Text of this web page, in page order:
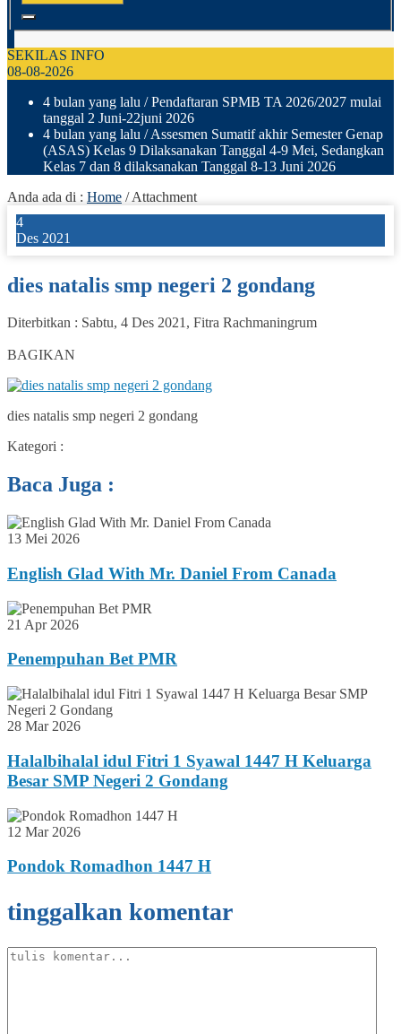
SEKILAS INFO
08-08-2026
4 bulan yang lalu / Pendaftaran SPMB TA 2026/2027 mulai
tanggal 2 Juni-22juni 2026
4 bulan yang lalu / Assesmen Sumatif akhir Semester Genap
(ASAS) Kelas 9 Dilaksanakan Tanggal 4-9 Mei, Sedangkan
Kelas 7 dan 8 dilaksanakan Tanggal 8-13 Juni 2026
Anda ada di : Home / Attachment
4
Des 2021
dies natalis smp negeri 2 gondang
Diterbitkan : Sabtu, 4 Des 2021, Fitra Rachmaningrum
BAGIKAN
dies natalis smp negeri 2 gondang
Kategori :
Baca Juga :
13 Mei 2026
English Glad With Mr. Daniel From Canada
21 Apr 2026
Penempuhan Bet PMR
28 Mar 2026
Halalbihalal idul Fitri 1 Syawal 1447 H Keluarga
Besar SMP Negeri 2 Gondang
12 Mar 2026
Pondok Romadhon 1447 H
tinggalkan komentar